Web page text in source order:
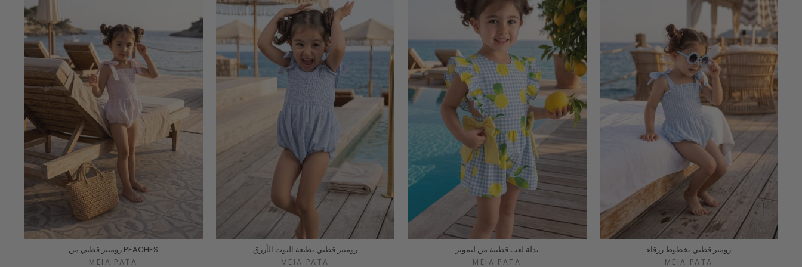
رومبير قطني من PEACHES
MEIA PATA
رومبير قطني بطبعة التوت الأزرق
MEIA PATA
بدلة لعب قطنية من ليمونز
MEIA PATA
رومبر قطني بخطوط زرقاء
MEIA PATA